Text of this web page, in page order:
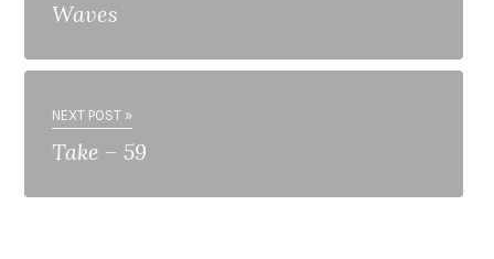
Waves
NEXT POST »
Take – 59